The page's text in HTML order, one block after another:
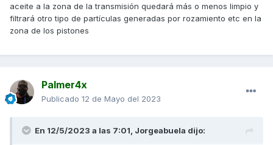
aceite a la zona de la transmisión quedará más o menos limpio y
filtrará otro tipo de partículas generadas por rozamiento etc en la
zona de los pistones
Palmer4x
Publicado 12 de Mayo del 2023
En 12/5/2023 a las 7:01, Jorgeabuela dijo: